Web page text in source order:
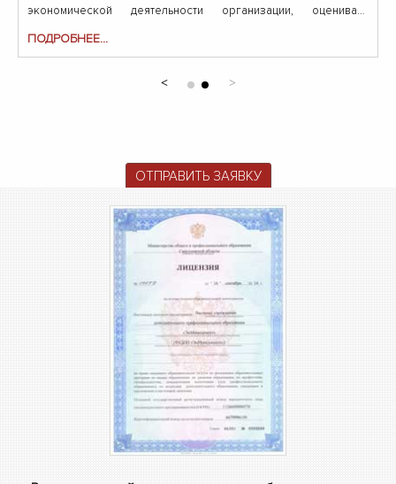
экономической деятельности организации, оценивает
ПОДРОБНЕЕ...
ОТПРАВИТЬ ЗАЯВКУ